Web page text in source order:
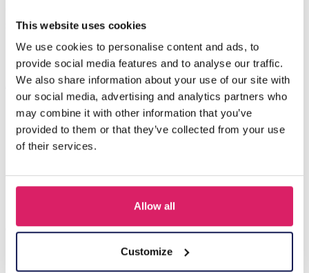
This website uses cookies
We use cookies to personalise content and ads, to
provide social media features and to analyse our traffic.
We also share information about your use of our site with
our social media, advertising and analytics partners who
may combine it with other information that you’ve
provided to them or that they’ve collected from your use
of their services.
Allow all
Customize
schoonheidsbenodigdheden…
Anderen kochten ook
S-A5.2 BAG1015-001-2 Make Up Bag Flowers 18x11x7cm Blue